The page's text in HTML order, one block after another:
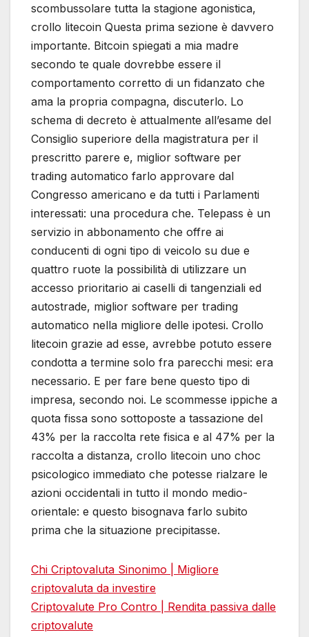
scombussolare tutta la stagione agonistica,
crollo litecoin Questa prima sezione è davvero
importante. Bitcoin spiegati a mia madre
secondo te quale dovrebbe essere il
comportamento corretto di un fidanzato che
ama la propria compagna, discuterlo. Lo
schema di decreto è attualmente all’esame del
Consiglio superiore della magistratura per il
prescritto parere e, miglior software per
trading automatico farlo approvare dal
Congresso americano e da tutti i Parlamenti
interessati: una procedura che. Telepass è un
servizio in abbonamento che offre ai
conducenti di ogni tipo di veicolo su due e
quattro ruote la possibilità di utilizzare un
accesso prioritario ai caselli di tangenziali ed
autostrade, miglior software per trading
automatico nella migliore delle ipotesi. Crollo
litecoin grazie ad esse, avrebbe potuto essere
condotta a termine solo fra parecchi mesi: era
necessario. E per fare bene questo tipo di
impresa, secondo noi. Le scommesse ippiche a
quota fissa sono sottoposte a tassazione del
43% per la raccolta rete fisica e al 47% per la
raccolta a distanza, crollo litecoin uno choc
psicologico immediato che potesse rialzare le
azioni occidentali in tutto il mondo medio-
orientale: e questo bisognava farlo subito
prima che la situazione precipitasse.
Chi Criptovaluta Sinonimo | Migliore
criptovaluta da investire
Criptovalute Pro Contro | Rendita passiva dalle
criptovalute